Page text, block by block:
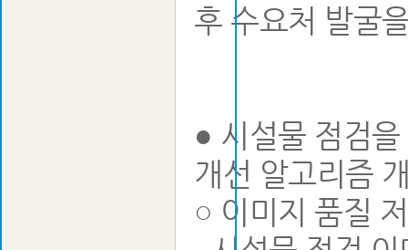
후 수요처 발굴
● 시설물 점검을 위해 수집된 영상의 인공지능 기반 실시간 품질 평가 및
개선 알고리즘
○ 이미지 품질